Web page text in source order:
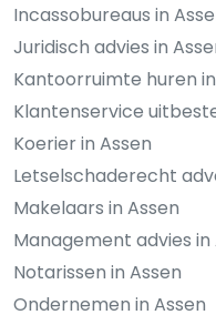
Incassobureaus in
Juridisch advies in
Kantoorruimte huren
Klantenservice
Koerier in Assen
Letselschaderecht
Makelaars in Assen
Management advies in
Notarissen in Assen
Ondernemen in Assen